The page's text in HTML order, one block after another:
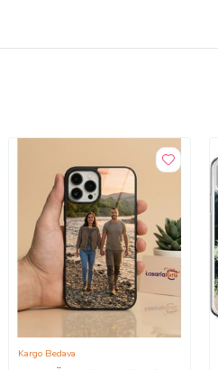
Kargo Bedava